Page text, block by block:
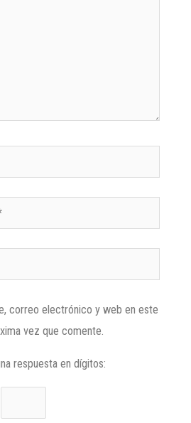
correo electrónico y web en este
vez que comente.
respuesta en dígitos: